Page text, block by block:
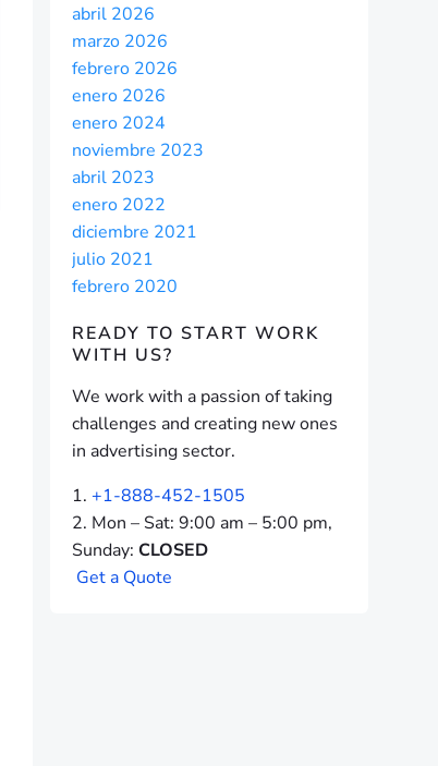
abril 2026
marzo 2026
febrero 2026
enero 2026
enero 2024
noviembre 2023
abril 2023
enero 2022
diciembre 2021
julio 2021
febrero 2020
READY TO START WORK
WITH US?
We work with a passion of taking
challenges and creating new ones
in advertising sector.
+1-888-452-1505
Mon – Sat: 9:00 am – 5:00 pm,
Sunday: CLOSED
Geta Quote